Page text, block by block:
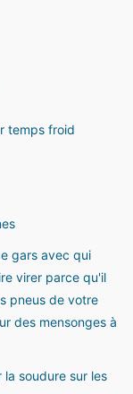
temps froid
gars avec qui
virer parce qu'il
pneus de votre
des mensonges à
soudure sur les